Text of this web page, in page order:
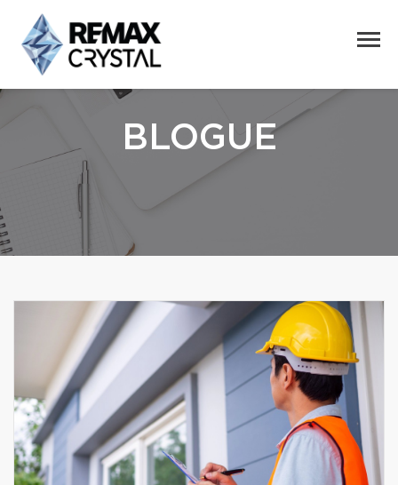
BLOGUE